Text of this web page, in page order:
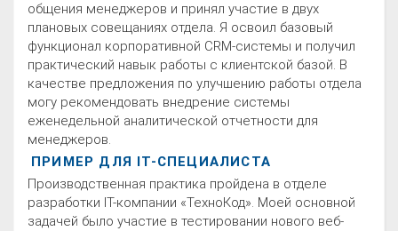
общения менеджеров и принял участие в двух
плановых совещаниях отдела. Я освоил базовый
функционал корпоративной CRM-системы и получил
практический навык работы с клиентской базой. В
качестве предложения по улучшению работы отдела
могу рекомендовать внедрение системы
еженедельной аналитической отчетности для
менеджеров.
ПРИМЕР ДЛЯ IT-СПЕЦИАЛИСТА
Производственная практика пройдена в отделе
разработки IT-компании «ТехноКод». Моей основной
задачей было участие в тестировании нового веб-